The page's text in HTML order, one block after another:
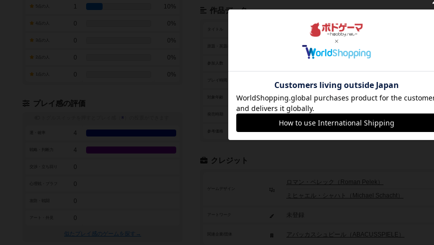
作品データ
タイトル シャンハイ
Shanghaien
参加人数
8歳から
2008年～
参考価格 未登録
クレジット
ゲームデザイン
ロマン・ペレック（Roman Pelek）
ミヒャエル・シャハト（Michael Schacht）
アートワーク 未登録
アバッカスシュピール（ABACUSSPIELE）
1 10%
0 0%
0 0%
0 0%
0 0%
プレイ感の評価
※
4
戦略・判断力 4
0
0
0
アート・外見 0
似たプレイ感のゲームを探す→